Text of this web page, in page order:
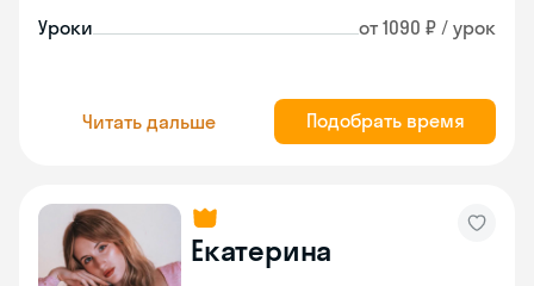
Уроки от 1090 ₽ / урок
Читать дальше Подобрать время
Екатерина